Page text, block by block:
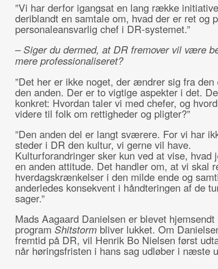
”Vi har derfor igangsat en lang række
deriblandt en samtale om, hvad der er ret og
personaleansvarlig chef i DR-systemet.”
– Siger du dermed, at DR fremover vil være
mere professionaliseret?
”Det her er ikke noget, der ændrer sig fra den
den anden. Der er to vigtige aspekter i det.
konkret: Hvordan taler vi med chefer, og
videre til folk om rettigheder og pligter?”
”Den anden del er langt sværere. For vi har
steder i DR den kultur, vi gerne vil have.
Kulturforandringer sker kun ved at vise, hvad
en anden attitude. Det handler om, at vi skal
hverdagskrænkelser i den milde ende og
anderledes konsekvent i håndteringen af de
sager.”
Mads Aagaard Danielsen er blevet hjemsendt
program Shitstormbliver lukket. Om
fremtid på DR, vil Henrik Bo Nielsen først
når høringsfristen i hans sag udløber i næste